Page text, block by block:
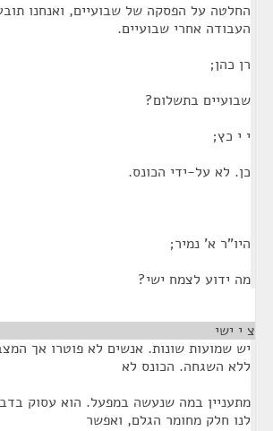
החלטה על הפסקה של שבועיים, ואנחנו
העבודה אחרי שבועיים.
רן כהן;
שבועיים בתשלום?
י י כץ;
כן. לא על-ידי הכונס.
היו"ר א' נמיר;
מה ידוע לצמח ישי?
צ י ישי
יש שמועות שונות. אנשים לא פוטרו אך
ללא השגחה. הכונס לא
מתעניין במה שנעשה במפעל. הוא עסוק
לנו חלק מחומר הגלם, ואפשר